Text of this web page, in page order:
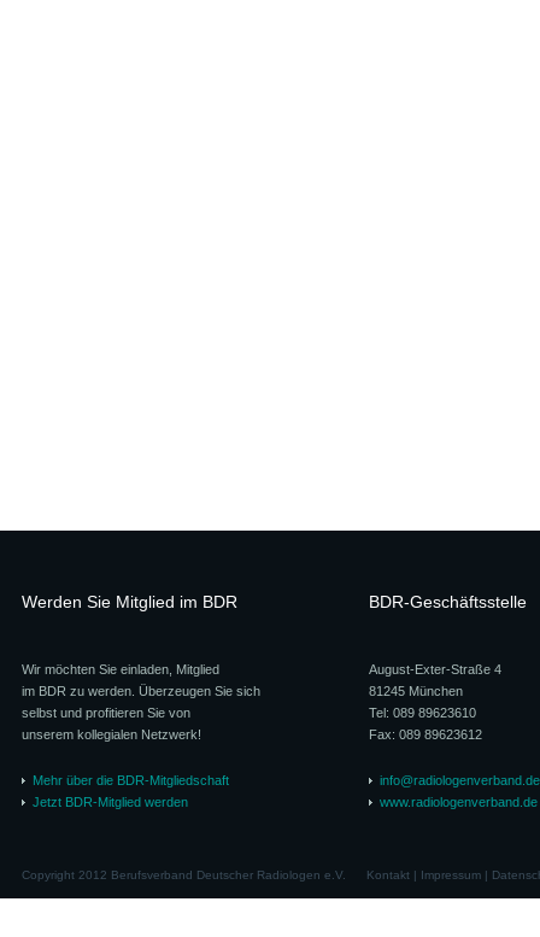
Werden Sie Mitglied im BDR
Wir möchten Sie einladen, Mitglied
im BDR zu werden. Überzeugen Sie sich
selbst und profitieren Sie von
unserem kollegialen Netzwerk!
Mehr über die BDR-Mitgliedschaft
Jetzt BDR-Mitglied werden
BDR-Geschäftsstelle
August-Exter-Straße 4
81245 München
Tel: 089 89623610
Fax: 089 89623612
info@radiologenverband.de
www.radiologenverband.de
Copyright 2012 Berufsverband Deutscher Radiologen e.V. Kontakt| Impressum|